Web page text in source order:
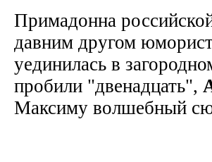
Примадонна
давним другом
уединилась в
пробили "двенадцать",
Максиму волшебный